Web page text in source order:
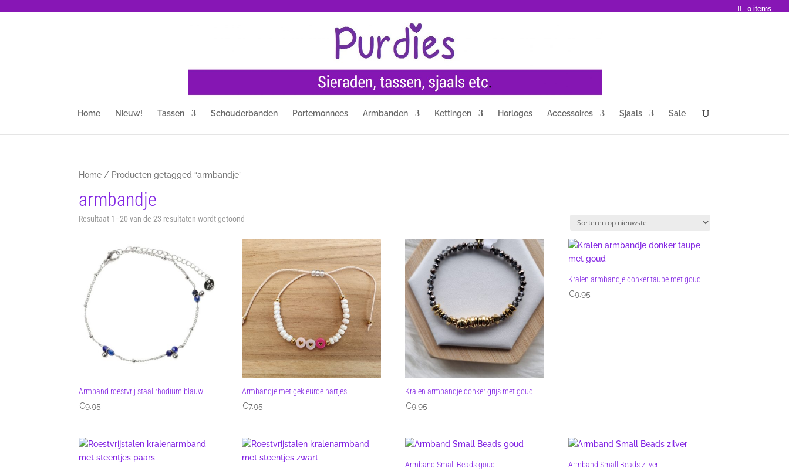
0 items
Home Nieuw! Tassen Schouderbanden Portemonnees Armbanden Kettingen Horloges Accessoires Sjaals Sale
Home / Producten getagged “armbandje”
armbandje
Resultaat 1–20 van de 23 resultaten wordt getoond
Armband roestvrij staal rhodium blauw
€9.95
Armbandje met gekleurde hartjes
€7.95
Kralen armbandje donker grijs met goud
€9.95
Kralen armbandje donker taupe met goud
€9.95
Armband Small Beads goud
Armband Small Beads zilver